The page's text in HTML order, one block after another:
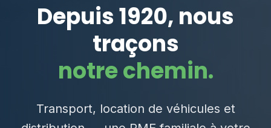
Depuis 1920, nous
traçons
notre chemin.
Transport, location de véhicules et